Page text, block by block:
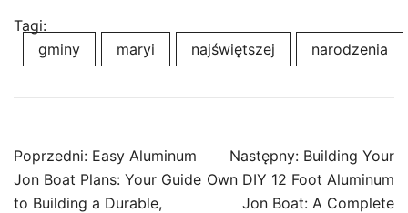
Tagi:
gminy
maryi najświętszej narodzenia
Nawigacja
wpisu
Poprzedni: Easy Aluminum
Jon Boat Plans: Your Guide
to Building a Durable,
Następny: Building Your
Own DIY 12 Foot Aluminum
Jon Boat: A Complete